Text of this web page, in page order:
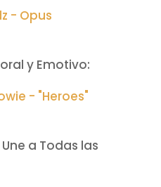
- Opus
y Emotivo:
- "Heroes"
a Todas las